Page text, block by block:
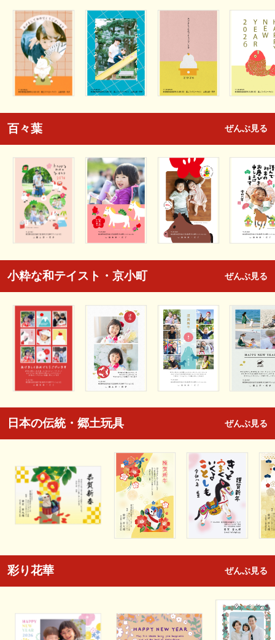
百々葉 ぜんぶ見る
小粋な和テイスト・京小町 ぜんぶ見る
日本の伝統・郷土玩具 ぜんぶ見る
彩り花華 ぜんぶ見る